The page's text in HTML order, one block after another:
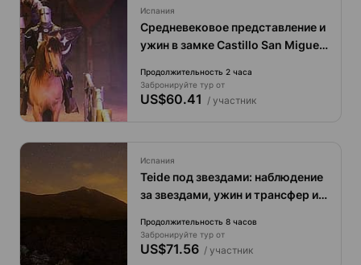
Испания
Средневековое представление и
ужин в замке Castillo San Miguel
Продолжительность 2 часа
Забронируйте тур от
US$60.41 / участник
Испания
Teide под звездами: наблюдение
за звездами, ужин и трансфер из
Продолжительность 8 часов
Забронируйте тур от
US$71.56/ участник